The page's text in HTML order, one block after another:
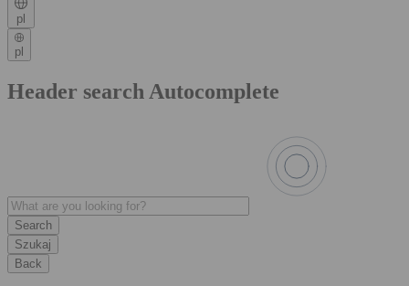
pl
pl
Header search Autocomplete
Szukaj
Back